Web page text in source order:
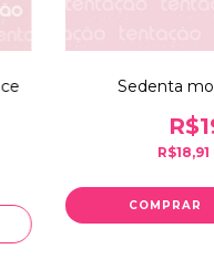
Sedenta
R$18,91